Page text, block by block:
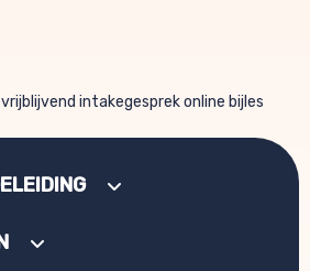
intakegesprek online bijles